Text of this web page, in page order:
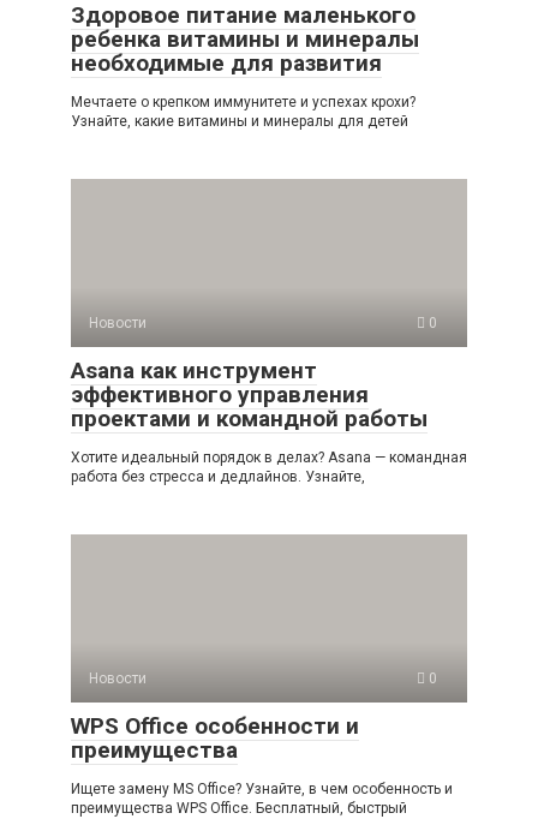
Здоровое питание маленького
ребенка витамины и минералы
необходимые для развития
Мечтаете о крепком иммунитете и успехах крохи?
Узнайте, какие витамины и минералы для детей
Новости 0
Asana как инструмент
эффективного управления
проектами и командной работы
Хотите идеальный порядок в делах? Asana — командная
работа без стресса и дедлайнов. Узнайте,
Новости 0
WPS Office особенности и
преимущества
Ищете замену MS Office? Узнайте, в чем особенность и
преимущества WPS Office. Бесплатный, быстрый